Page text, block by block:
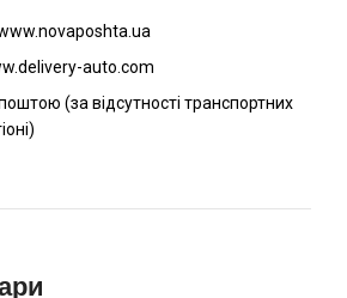
auto.com
(за відсутності транспортних